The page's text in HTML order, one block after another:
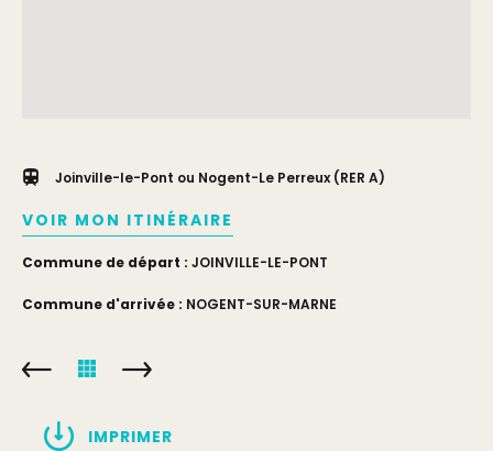
Joinville-le-Pont ou Nogent-Le Perreux (RER A)
VOIR MON ITINÉRAIRE
Commune de départ : JOINVILLE-LE-PONT
Commune d'arrivée : NOGENT-SUR-MARNE
IMPRIMER